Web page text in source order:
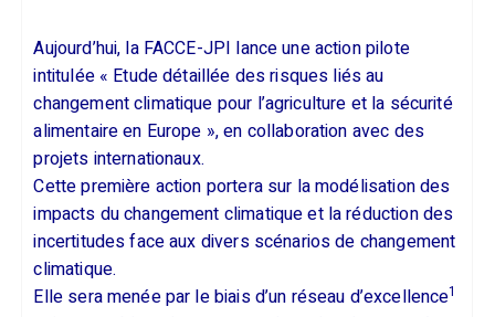
Aujourd’hui, la FACCE-JPI lance une action pilote
intitulée « Etude détaillée des risques liés au
changement climatique pour l’agriculture et la sécurité
alimentaire en Europe », en collaboration avec des
projets internationaux.
Cette première action portera sur la modélisation des
impacts du changement climatique et la réduction des
incertitudes face aux divers scénarios de changement
climatique.
Elle sera menée par le biais d’un réseau d’excellence1